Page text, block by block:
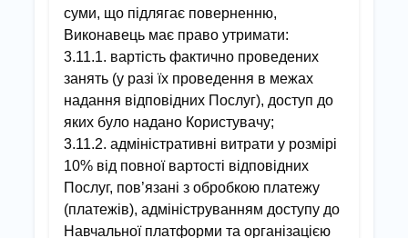
суми, що підлягає поверненню,
Виконавець має право утримати:
3.11.1. вартість фактично проведених
занять (у разі їх проведення в межах
надання відповідних Послуг), доступ до
яких було надано Користувачу;
3.11.2. адміністративні витрати у розмірі
10% від повної вартості відповідних
Послуг, пов’язані з обробкою платежу
(платежів), адмініструванням доступу до
Навчальної платформи та організацією